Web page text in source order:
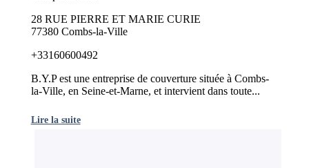
28 RUE PIERRE ET MARIE CURIE
77380 Combs-la-Ville
+33160600492
B.Y.P est une entreprise de couverture située à Combs-
la-Ville, en Seine-et-Marne, et intervient dans toute...
Lire la suite